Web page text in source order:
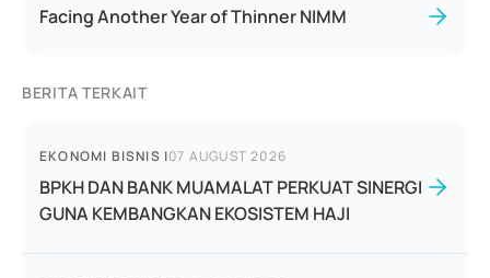
Facing Another Year of Thinner NIMM
BERITA TERKAIT
EKONOMI BISNIS |07 AUGUST 2026
BPKH DAN BANK MUAMALAT PERKUAT SINERGI
GUNA KEMBANGKAN EKOSISTEM HAJI